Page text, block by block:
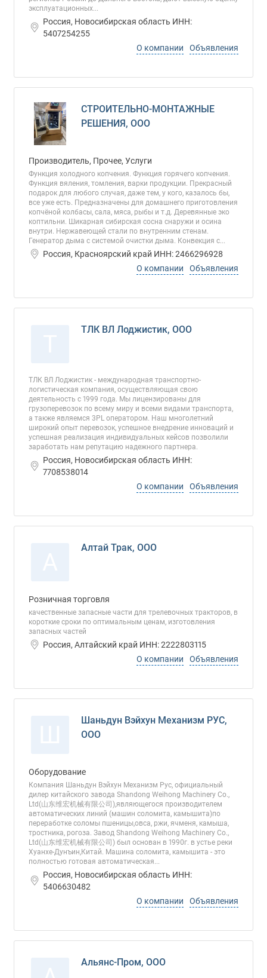
эксплуатационных...
Россия, Новосибирская область ИНН:
5407254255
О компании
Объявления
СТРОИТЕЛЬНО-МОНТАЖНЫЕ
РЕШЕНИЯ, ООО
Производитель, Прочее, Услуги
Функция холодного копчения. Функция горячего копчения.
Функция вяления, томления, варки продукции. Прекрасный
подарок для любого случая, даже тем, у кого, казалось бы,
все уже есть. Предназначены для домашнего приготовления
копчёной колбасы, сала, мяса, рыбы и т.д. Деревянные эко
коптильни. Шикарная сибирская сосна снаружи и осина
внутри. Нержавеющей стали по внутренним стенам.
Генератор дыма с системой очистки дыма. Конвекция с...
Россия, Красноярский край ИНН: 2466296928
О компании
Объявления
ТЛК ВЛ Лоджистик, ООО
ТЛК ВЛ Лоджистик - международная транспортно-
логистическая компания, осуществляющая свою
деятельность с 1999 года. Мы лицензированы для
грузоперевозок по всему миру и всеми видами транспорта,
а также являемся 3PL оператором. Наш многолетний
широкий опыт перевозок, успешное внедрение инноваций и
успешная реализация индивидуальных кейсов позволили
заработать нам репутацию надежного партнера.
Россия, Новосибирская область ИНН:
7708538014
О компании
Объявления
Алтай Трак, ООО
Розничная торговля
качественные запасные части для трелевочных тракторов, в
короткие сроки по оптимальным ценам, изготовления
запасных частей
Россия, Алтайский край ИНН: 2222803115
О компании
Объявления
Шаньдун Вэйхун Механизм РУС,
ООО
Оборудование
Компания Шаньдун Вэйхун Механизм Рус, официальный
дилер китайского завода Shandong Weihong Machinery Co.,
Ltd(山东维宏机械有限公司),являющегося производителем
автоматических линий (машин соломита, камышита)по
переработке соломы пшеницы,овса, ржи, ячменя, камыша,
тростника, рогоза. Завод Shandong Weihong Machinery Co.,
Ltd(山东维宏机械有限公司) был основан в 1990г. в устье реки
Хуанхе-Дунъин,Китай. Машина соломита, камышита - это
полностью готовая автоматическая...
Россия, Новосибирская область ИНН:
5406630482
О компании
Объявления
Альянс-Пром, ООО